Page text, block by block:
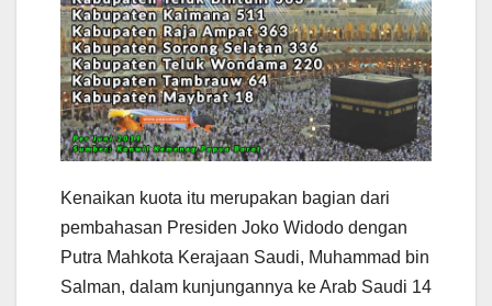
Kenaikan kuota itu merupakan bagian dari
pembahasan Presiden Joko Widodo dengan
Putra Mahkota Kerajaan Saudi, Muhammad bin
Salman, dalam kunjungannya ke Arab Saudi 14